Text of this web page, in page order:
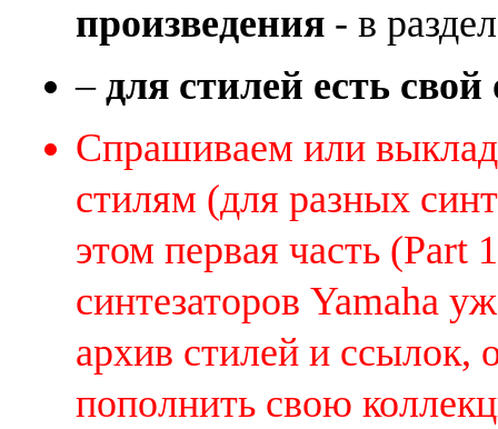
произведения - в
–для стилей есть
Спрашиваем или
стилям (для разных
этом первая часть
синтезаторов Yamaha
архив стилей и ссылок,
пополнить свою